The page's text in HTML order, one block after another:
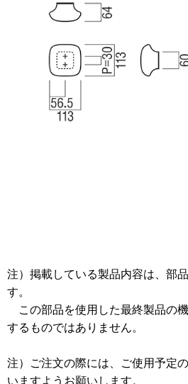
注）掲載している製品内容は、部
す。
この部品を使用した最終製品の
するものではありません。
注）ご注文の際には、ご使用予定
いますようお願いします。